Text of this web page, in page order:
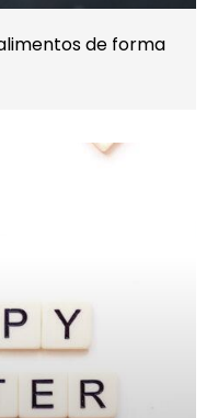
de forma